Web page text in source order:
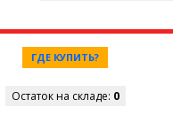
ГДЕ КУПИТЬ?
Остаток на складе: 0